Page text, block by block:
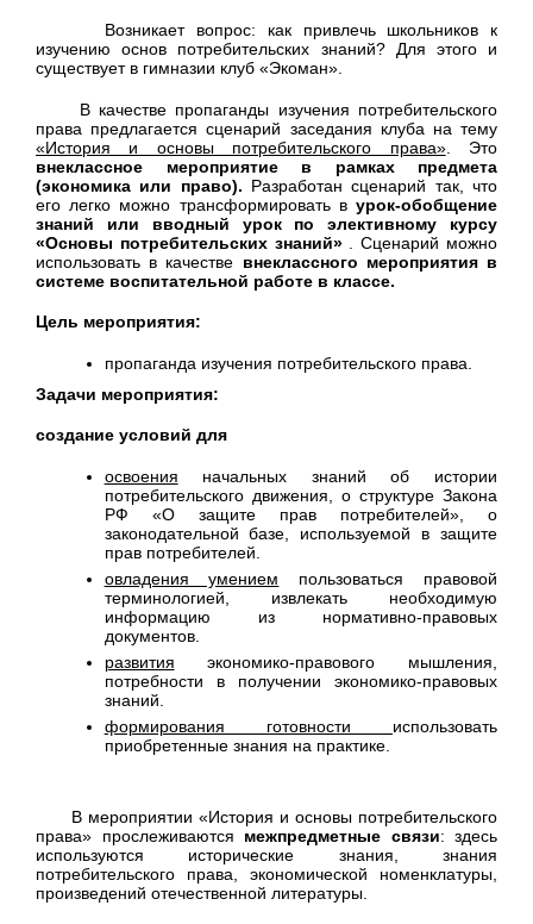
Возникает вопрос: как привлечь школьников к
изучению основ потребительских знаний? Для этого и
существует в гимназии клуб «Экоман».
В качестве пропаганды изучения потребительского
права предлагается сценарий заседания клуба на тему
«История и основы потребительского права». Это
внеклассное мероприятие в рамках предмета
(экономика или право). Разработан сценарий так, что
его легко можно трансформировать в урок-обобщение
знаний или вводный урок по элективному курсу
«Основы потребительских знаний». Сценарий можно
использовать в качестве внеклассного мероприятия в
системе воспитательной работе в классе.
Цель мероприятия:
пропаганда изучения потребительского права.
Задачи мероприятия:
создание условий для
освоения начальных знаний об истории
потребительского движения, о структуре Закона
РФ «О защите прав потребителей», о
законодательной базе, используемой в защите
прав потребителей.
овладения умением пользоваться правовой
терминологией, извлекать необходимую
информацию из нормативно-правовых
документов.
развития экономико-правового мышления,
потребности в получении экономико-правовых
знаний.
формирования готовности использовать
приобретенные знания на практике.
В мероприятии «История и основы потребительского
права» прослеживаются межпредметные связи: здесь
используются исторические знания, знания
потребительского права, экономической номенклатуры,
произведений отечественной литературы.